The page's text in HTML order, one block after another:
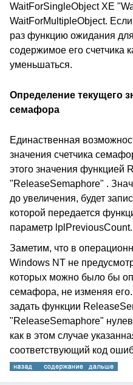
WaitForSingleObject XE
WaitForMultipleObject.
раз функцию ожидания
содержимое его счетчика
уменьшаться.
Определение текущего
семафора
Единаственная
значения счетчика
этого значения функцией
"ReleaseSemaphore" .
до увеличения, будет
которой передается
параметр lplPreviousCount.
Заметим, что в
Windows NT не
которых можно было бы
семафора, не изменяя
задать функции
"ReleaseSemaphore"
как в этом случае
соответствующий код